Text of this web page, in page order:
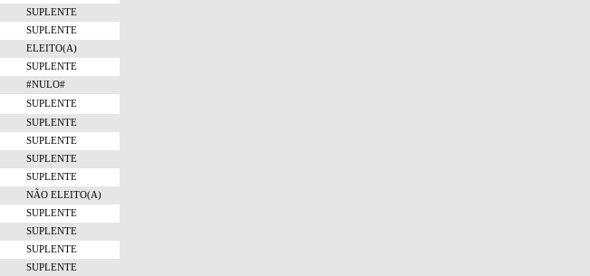
SUPLENTE
SUPLENTE
ELEITO(A)
SUPLENTE
#NULO#
SUPLENTE
SUPLENTE
SUPLENTE
SUPLENTE
SUPLENTE
NÃO ELEITO(A)
SUPLENTE
SUPLENTE
SUPLENTE
SUPLENTE